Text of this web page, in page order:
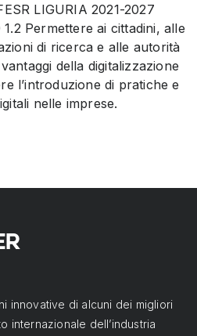
LIGURIA 2021-2027
1.2 Permettere ai cittadini, alle
di ricerca e alle autorità
della digitalizzazione
l’introduzione di pratiche e
nelle imprese.
innovative di alcuni dei migliori
internazionale dell’industria